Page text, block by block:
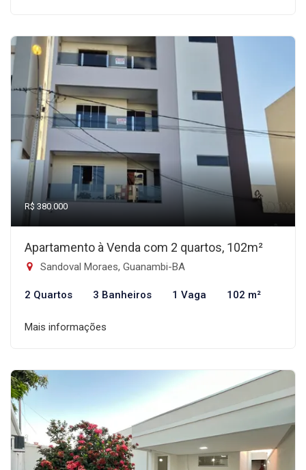
R$ 380.000
Apartamento à Venda com 2 quartos, 102m²
Sandoval Moraes, Guanambi-BA
2 Quartos 3 Banheiros 1 Vaga 102 m²
Mais informações